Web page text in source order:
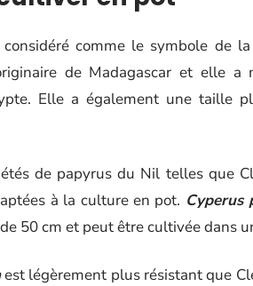
comme le symbole de
de Madagascar et elle a
Elle a également une taille
de papyrus du Nil telles que
à la culture en pot. Cyperus
50 cm et peut être cultivée dans
est légèrement plus résistant que